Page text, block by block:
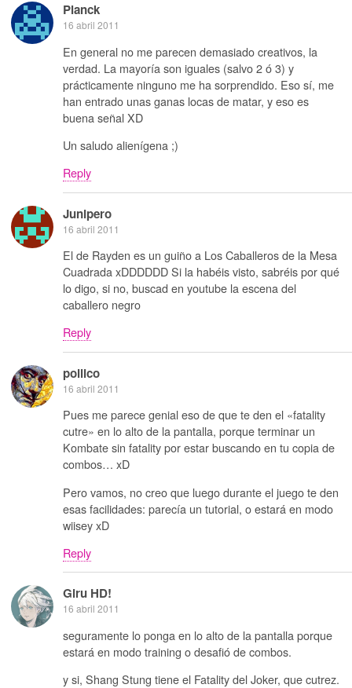
Planck
16 abril 2011
En general no me parecen demasiado creativos, la
verdad. La mayoría son iguales (salvo 2 ó 3) y
prácticamente ninguno me ha sorprendido. Eso sí, me
han entrado unas ganas locas de matar, y eso es
buena señal XD
Un saludo alienígena ;)
Reply
Junipero
16 abril 2011
El de Rayden es un guiño a Los Caballeros de la Mesa
Cuadrada xDDDDDD Si la habéis visto, sabréis por qué
lo digo, si no, buscad en youtube la escena del
caballero negro
Reply
pollico
16 abril 2011
Pues me parece genial eso de que te den el «fatality
cutre» en lo alto de la pantalla, porque terminar un
Kombate sin fatality por estar buscando en tu copia de
combos… xD
Pero vamos, no creo que luego durante el juego te den
esas facilidades: parecía un tutorial, o estará en modo
wiisey xD
Reply
Giru HD!
16 abril 2011
seguramente lo ponga en lo alto de la pantalla porque
estará en modo training o desafió de combos.
y si, Shang Stung tiene el Fatality del Joker, que cutrez.